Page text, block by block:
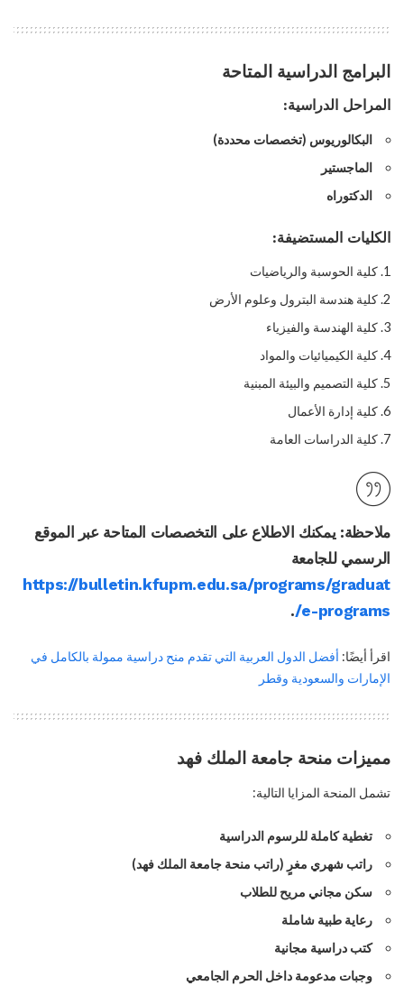
البرامج الدراسية المتاحة
المراحل الدراسية:
البكالوريوس (تخصصات محددة)
الماجستير
الدكتوراه
الكليات المستضيفة:
كلية الحوسبة والرياضيات
كلية هندسة البترول وعلوم الأرض
كلية الهندسة والفيزياء
كلية الكيميائيات والمواد
كلية التصميم والبيئة المبنية
كلية إدارة الأعمال
كلية الدراسات العامة
ملاحظة: يمكنك الاطلاع على التخصصات المتاحة عبر الموقع
الرسمي للجامعة
https://bulletin.kfupm.edu.sa/programs/graduat
e-programs/
.
اقرأ أيضًا: أفضل الدول العربية التي تقدم منح دراسية ممولة بالكامل في
الإمارات والسعودية وقطر
مميزات منحة جامعة الملك فهد
تشمل المنحة المزايا التالية:
تغطية كاملة للرسوم الدراسية
راتب شهري مغرٍ (راتب منحة جامعة الملك فهد)
سكن مجاني مريح للطلاب
رعاية طبية شاملة
كتب دراسية مجانية
وجبات مدعومة داخل الحرم الجامعي